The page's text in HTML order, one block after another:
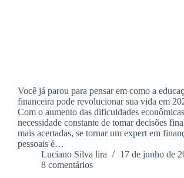
Você já parou para pensar em como a
financeira pode revolucionar sua vida em
Com o aumento das dificuldades
necessidade constante de tomar decisões
mais acertadas, se tornar um expert em
pessoais é…
Luciano Silva lira
17 de junho de
8 comentários